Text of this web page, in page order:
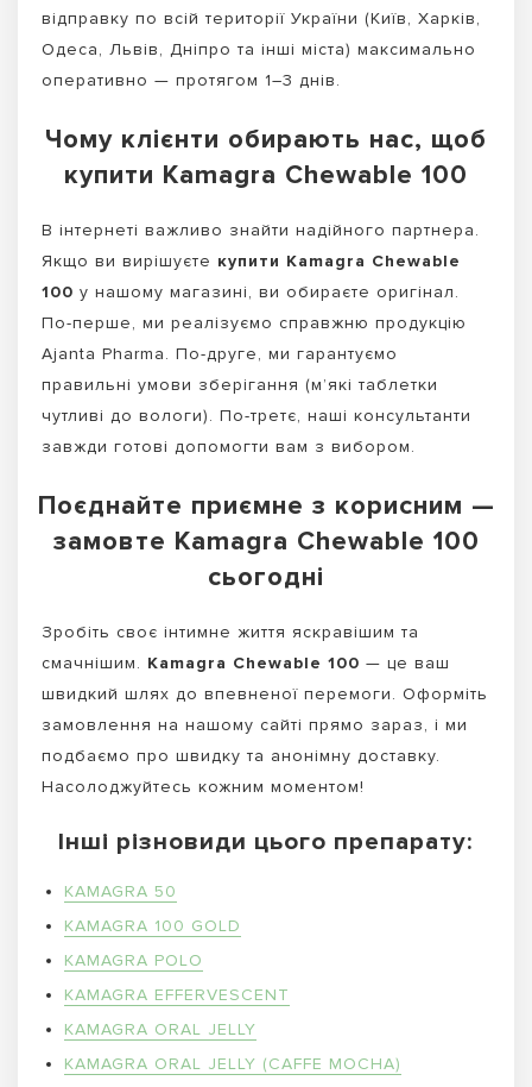
відправку по всій території України (Київ, Харків,
Одеса, Львів, Дніпро та інші міста) максимально
оперативно — протягом 1–3 днів.
Чому клієнти обирають нас, щоб
купити Kamagra Chewable 100
В інтернеті важливо знайти надійного партнера.
Якщо ви вирішуєте купити Kamagra Chewable
100 у нашому магазині, ви обираєте оригінал.
По-перше, ми реалізуємо справжню продукцію
Ajanta Pharma. По-друге, ми гарантуємо
правильні умови зберігання (м’які таблетки
чутливі до вологи). По-третє, наші консультанти
завжди готові допомогти вам з вибором.
Поєднайте приємне з корисним —
замовте Kamagra Chewable 100
сьогодні
Зробіть своє інтимне життя яскравішим та
смачнішим. Kamagra Chewable 100 — це ваш
швидкий шлях до впевненої перемоги. Оформіть
замовлення на нашому сайті прямо зараз, і ми
подбаємо про швидку та анонімну доставку.
Насолоджуйтесь кожним моментом!
Інші різновиди цього препарату:
KAMAGRA 50
KAMAGRA 100 GOLD
KAMAGRA POLO
KAMAGRA EFFERVESCENT
KAMAGRA ORAL JELLY
KAMAGRA ORAL JELLY (CAFFE MOCHA)